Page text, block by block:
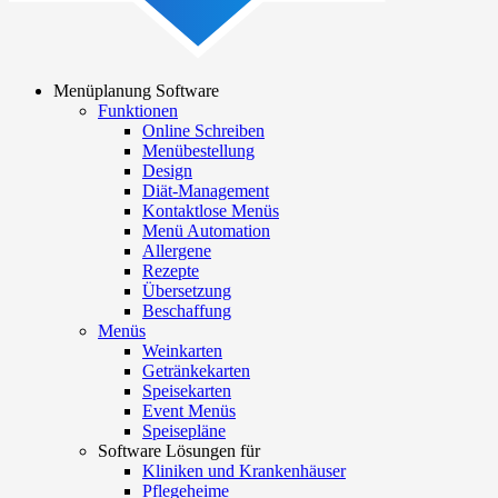
navigation
Menüplanung Software
Funktionen
Online Schreiben
Menübestellung
Design
Diät-Management
Kontaktlose Menüs
Menü Automation
Allergene
Rezepte
Übersetzung
Beschaffung
Menüs
Weinkarten
Getränkekarten
Speisekarten
Event Menüs
Speisepläne
Software Lösungen für
Kliniken und Krankenhäuser
Pflegeheime